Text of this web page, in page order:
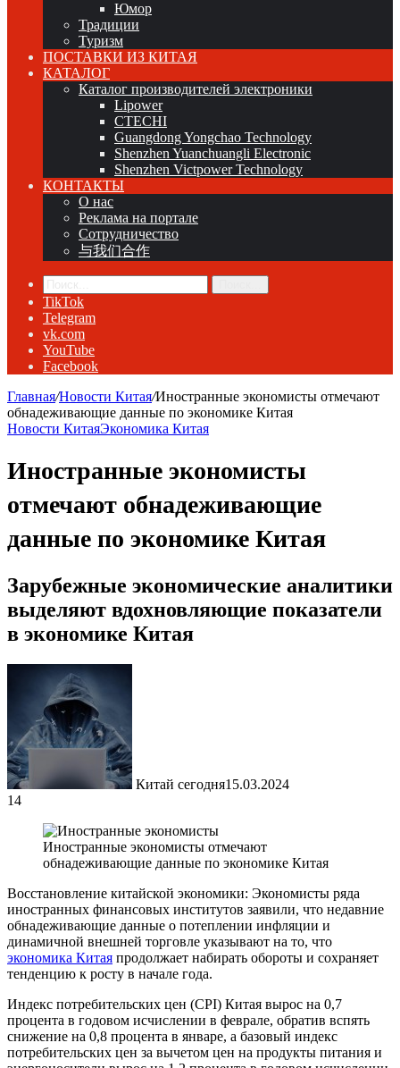
Юмор
Традиции
Туризм
ПОСТАВКИ ИЗ КИТАЯ
КАТАЛОГ
Каталог производителей электроники
Lipower
CTECHI
Guangdong Yongchao Technology
Shenzhen Yuanchuangli Electronic
Shenzhen Victpower Technology
КОНТАКТЫ
О нас
Реклама на портале
Сотрудничество
与我们合作
TikTok
Telegram
vk.com
YouTube
Facebook
Главная/Новости Китая/Иностранные экономисты отмечают
обнадеживающие данные по экономике Китая
Новости КитаяЭкономика Китая
Иностранные экономисты
отмечают обнадеживающие
данные по экономике Китая
Зарубежные экономические аналитики
выделяют вдохновляющие показатели
в экономике Китая
Китай сегодня15.03.2024
14
Иностранные экономисты отмечают
обнадеживающие данные по экономике Китая
Восстановление китайской экономики: Экономисты ряда
иностранных финансовых институтов заявили, что недавние
обнадеживающие данные о потеплении инфляции и
динамичной внешней торговле указывают на то, что
экономика Китая продолжает набирать обороты и сохраняет
тенденцию к росту в начале года.
Индекс потребительских цен (CPI) Китая вырос на 0,7
процента в годовом исчислении в феврале, обратив вспять
снижение на 0,8 процента в январе, а базовый индекс
потребительских цен за вычетом цен на продукты питания и